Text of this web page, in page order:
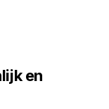
en